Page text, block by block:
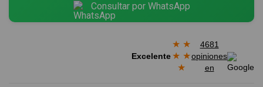
Consultar por WhatsApp
Excelente
★ ★
★ ★
★
4681
opiniones
en